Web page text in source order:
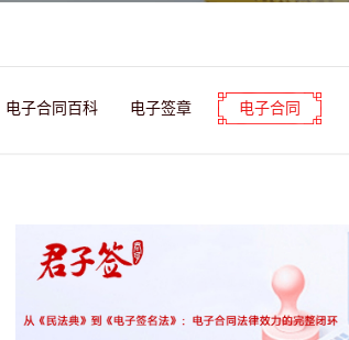
电子合同百科 电子签章 电子合同